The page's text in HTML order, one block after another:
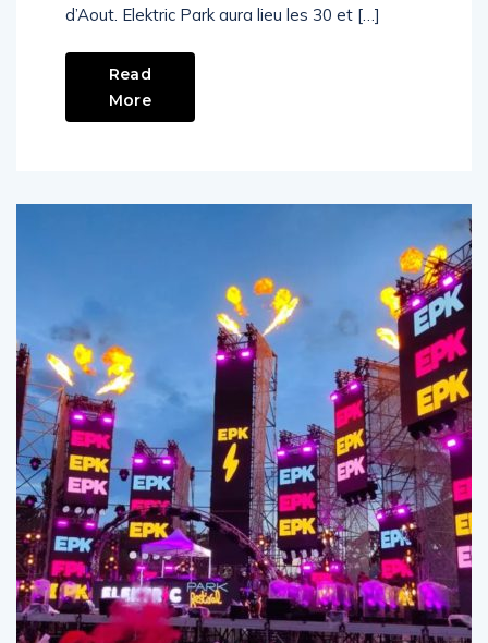
d’Aout. Elektric Park aura lieu les 30 et […]
Read
More